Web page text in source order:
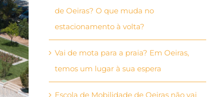
de Oeiras? O que muda no
estacionamento à volta?
Vai de mota para a praia? Em Oeiras,
temos um lugar à sua espera
Escola de Mobilidade de Oeiras não vai